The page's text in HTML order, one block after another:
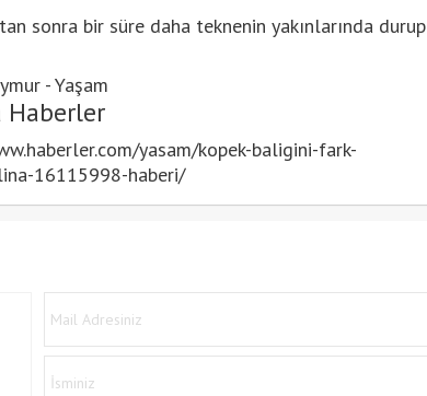
sonra bir süre daha teknenin yakınlarında durup
- Yaşam
Haberler
yasam/kopek-baligini-fark-
16115998-haberi/